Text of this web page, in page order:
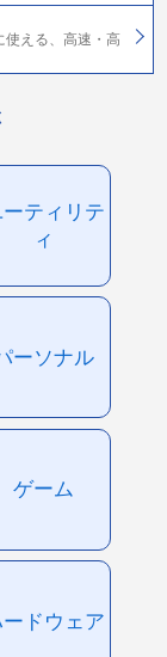
使える、高速・高
ティリテ
ィ
ーソナル
ゲーム
ドウェア